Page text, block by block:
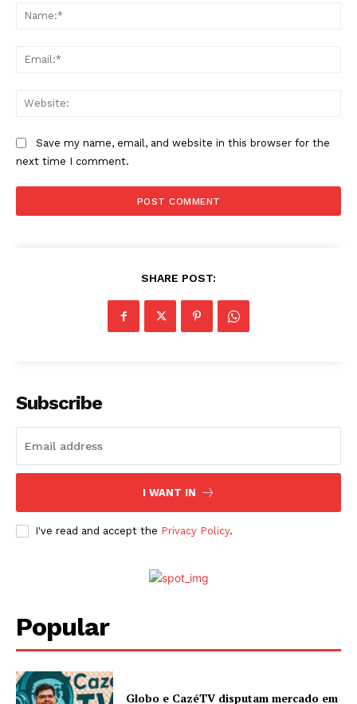
Save my name, email, and website in this browser for the
next time I comment.
SHARE POST:
Subscribe
I WANT IN
I've read and accept the Privacy Policy.
Popular
Globo e CazéTV disputam mercado em